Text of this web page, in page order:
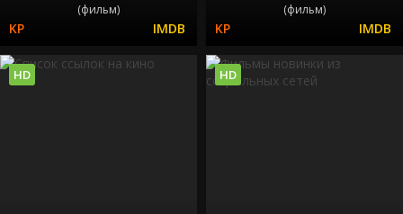
(фильм) (фильм)
HD HD